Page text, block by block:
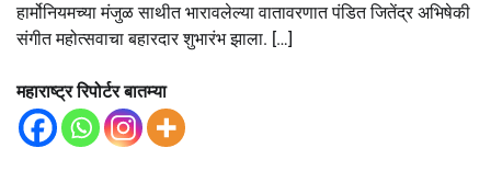
हार्मोनियमच्या मंजुळ साथीत भारावलेल्या वातावरणात पंडित जितेंद्र अभिषेकी
संगीत महोत्सवाचा बहारदार शुभारंभ झाला. […]
महाराष्ट्र रिपोर्टर बातम्या